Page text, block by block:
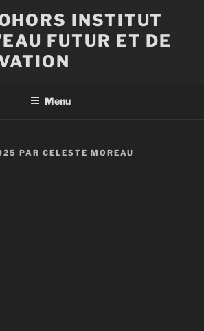
INSTITUT
FUTUR ET DE
Menu
PAR CELESTE MOREAU